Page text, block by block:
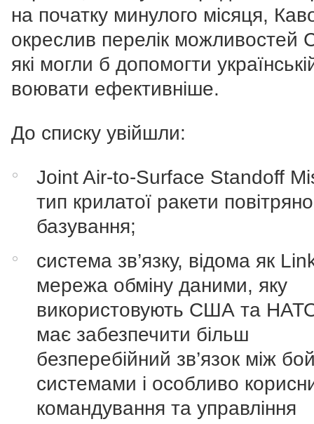
на початку минулого місяця,
окреслив перелік
які могли б допомогти
воювати ефективніше.
До списку увійшли:
Joint Air-to-Surface Standoff
тип крилатої ракети
базування;
система зв’язку, відома як
мережа обміну даними, яку
використовують США та
має забезпечити більш
безперебійний зв’язок між
системами і особливо
командування та управління